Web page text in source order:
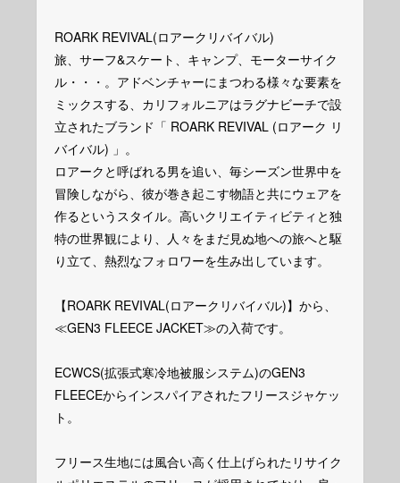
ROARK REVIVAL(ロアークリバイバル)
旅、サーフ&スケート、キャンプ、モーターサイク
ル・・・。アドベンチャーにまつわる様々な要素を
ミックスする、カリフォルニアはラグナビーチで設
立されたブランド「 ROARK REVIVAL (ロアーク リ
バイバル) 」。
ロアークと呼ばれる男を追い、毎シーズン世界中を
冒険しながら、彼が巻き起こす物語と共にウェアを
作るというスタイル。高いクリエイティビティと独
特の世界観により、人々をまだ見ぬ地への旅へと駆
り立て、熱烈なフォロワーを生み出しています。
【ROARK REVIVAL(ロアークリバイバル)】から、
≪GEN3 FLEECE JACKET≫の入荷です。
ECWCS(拡張式寒冷地被服システム)のGEN3
FLEECEからインスパイアされたフリースジャケッ
ト。
フリース生地には風合い高く仕上げられたリサイク